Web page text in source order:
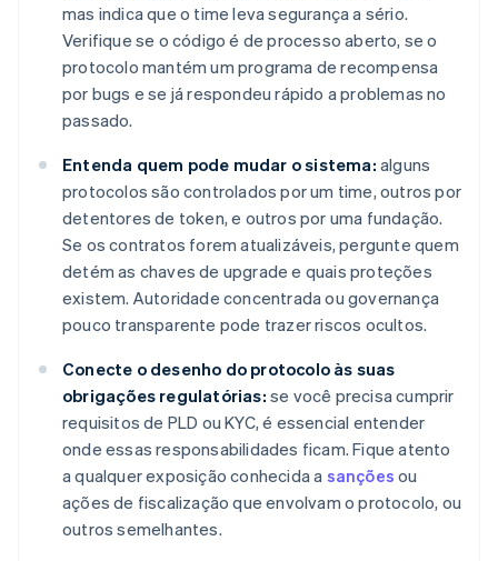
mas indica que o time leva segurança a sério.
Verifique se o código é de processo aberto, se o
protocolo mantém um programa de recompensa
por bugs e se já respondeu rápido a problemas no
passado.
Entenda quem pode mudar o sistema: alguns
protocolos são controlados por um time, outros por
detentores de token, e outros por uma fundação.
Se os contratos forem atualizáveis, pergunte quem
detém as chaves de upgrade e quais proteções
existem. Autoridade concentrada ou governança
pouco transparente pode trazer riscos ocultos.
Conecte o desenho do protocolo às suas
obrigações regulatórias: se você precisa cumprir
requisitos de PLD ou KYC, é essencial entender
onde essas responsabilidades ficam. Fique atento
a qualquer exposição conhecida a sanções ou
ações de fiscalização que envolvam o protocolo, ou
outros semelhantes.